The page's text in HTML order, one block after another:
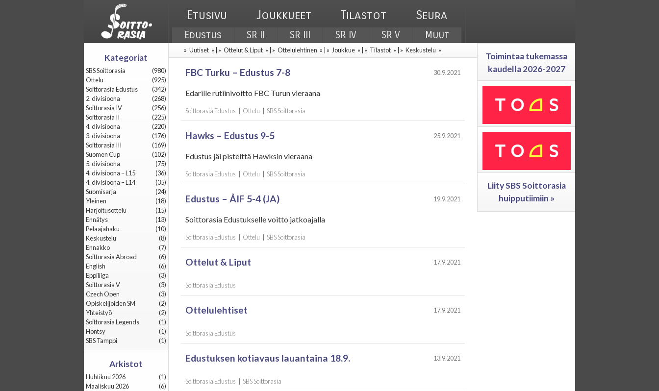
Etusivu Joukkueet Tilastot Seura
Edustus SR II SR III SR IV SR V Muut
» Uutiset » | » Ottelut & Liput » | » Ottelulehtinen » | » Joukkue » | » Tilastot » | » Keskustelu »
FBC Turku – Edustus 7-8 30.9.2021
Edarille rutiinivoitto FBC Turun vieraana
Soittorasia Edustus Ottelu SBS Soittorasia
Hawks – Edustus 9-5 25.9.2021
Edustus jäi pisteittä Hawksin vieraana
Soittorasia Edustus Ottelu SBS Soittorasia
Edustus – ÅIF 5-4 (JA) 19.9.2021
Soittorasia Edustukselle voitto jatkoajalla
Soittorasia Edustus Ottelu SBS Soittorasia
Ottelut & Liput 17.9.2021
Soittorasia Edustus
Ottelulehtiset 17.9.2021
Soittorasia Edustus
Edustuksen kotiavaus lauantaina 18.9. 13.9.2021
Soittorasia Edustus SBS Soittorasia
Kategoriat
SBS Soittorasia
(980)
Ottelu
(925)
Soittorasia Edustus
(342)
2. divisioona
(268)
Soittorasia IV
(256)
Soittorasia II
(225)
4. divisioona
(220)
3. divisioona
(176)
Soittorasia III
(169)
Suomen Cup
(102)
5. divisioona
(75)
4. divisioona – L15
(36)
4. divisioona – L14
(35)
Suomisarja
(24)
Yleinen
(18)
Harjoitusottelu
(15)
Ennätys
(13)
Pelaajahaku
(10)
Keskustelu
(8)
Ennakko
(7)
Soittorasia Abroad
(6)
English
(6)
Eppiliiga
(3)
Soittorasia V
(3)
Czech Open
(3)
Opiskelijoiden SM
(2)
Yhteistyö
(2)
Soittorasia Legends
(1)
Höntsy
(1)
SBS Tamppi
(1)
Arkistot
huhtikuu 2026
(1)
maaliskuu 2026
(6)
Toimintaa tukemassa
kaudella 2026-2027
Liity SBS Soittorasia
huipputiimiin »